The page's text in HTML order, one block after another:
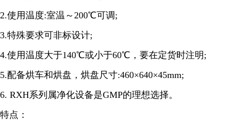
2.使用温度:室温～200℃可调;
3.特殊要求可非标设计;
4.使用温度大于140℃或小于60℃，要在定货时注明;
5.配备烘车和烘盘，烘盘尺寸:460×640×45mm;
6. RXH系列属净化设备是GMP的理想选择。
特点：